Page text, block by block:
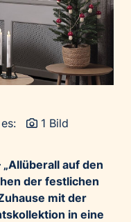
1 Bild
auf den
der festlichen
mit der
in eine